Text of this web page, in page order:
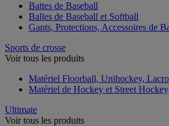
Battes de Baseball
Balles de Baseball et Softball
Gants, Protections, Accessoires de
Sports de crosse
Voir tous les produits
Matériel Floorball, Unihockey,
Matériel de Hockey et Street Hockey
Ultimate
Voir tous les produits